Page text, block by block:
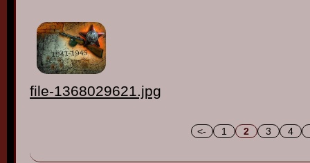
file-1368029621.jpg
<- 1 2 3 4